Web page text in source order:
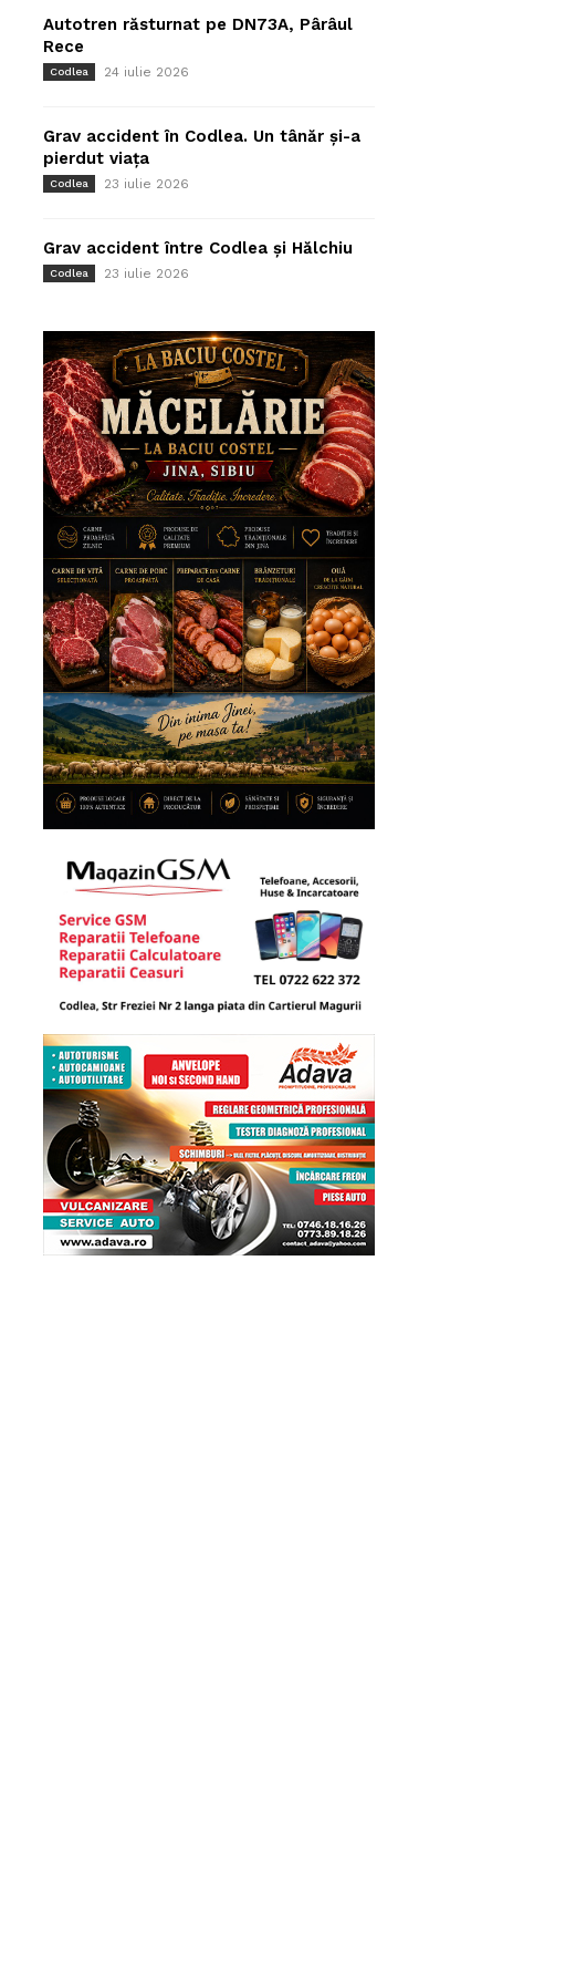
Autotren răsturnat pe DN73A, Pârâul
Rece
Codlea 24 iulie 2026
Grav accident în Codlea. Un tânăr și-a
pierdut viața
Codlea 23 iulie 2026
Grav accident între Codlea și Hălchiu
Codlea 23 iulie 2026